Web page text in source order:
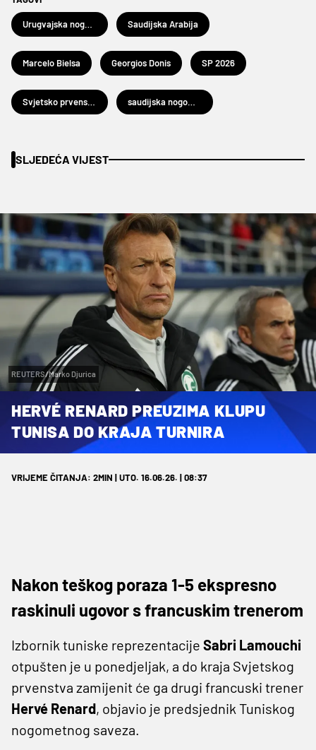
Saudijska Arabija
Marcelo Bielsa Georgios Donis SP 2026
SLJEDEĆA VIJEST
REUTERS/Marko Djurica
HERVÉ RENARD PREUZIMA KLUPU
TUNISA DO KRAJA TURNIRA
VRIJEME ČITANJA: 2MIN | UTO. 16.06.26. | 08:37
Nakon teškog poraza 1-5 ekspresno
raskinuli ugovor s francuskim trenerom
Izbornik tuniske reprezentacije Sabri Lamouchi
otpušten je u ponedjeljak, a do kraja Svjetskog
prvenstva zamijenit će ga drugi francuski trener
Hervé Renard, objavio je predsjednik Tuniskog
nogometnog saveza.